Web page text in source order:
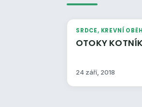
SRDCE, KREVNÍ OBĚH
OTOKY
24 září, 2018